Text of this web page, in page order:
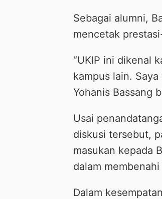
Sebagai alumni,
mencetak
“UKIP ini dikenal
kampus lain.
Yohanis Bassang
Usai
diskusi tersebut,
masukan kepada
dalam
Dalam